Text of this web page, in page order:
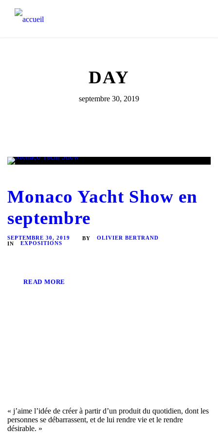
DAY
septembre 30, 2019
Monaco Yacht Show en
septembre
SEPTEMBRE 30, 2019 BY
OLIVIER BERTRAND
IN
EXPOSITIONS
READ MORE
« j’aime l’idée de créer à partir d’un produit du quotidien, dont les
personnes se débarrassent, et de lui rendre vie et le rendre
désirable. »